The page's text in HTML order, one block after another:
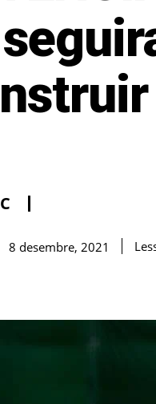
8 desembre, 2021